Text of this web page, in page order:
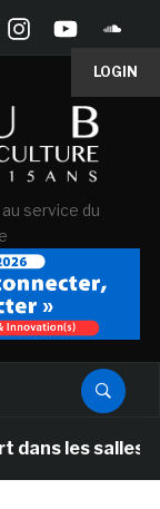
LOGIN
service du
salles de